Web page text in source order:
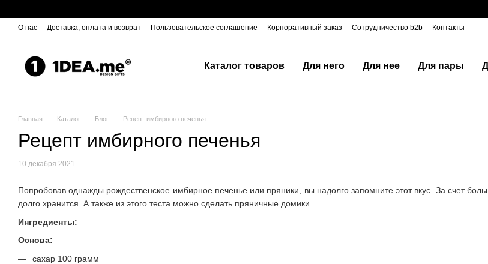
О нас Доставка, оплата и возврат Пользовательское соглашение Корпоративный заказ Сотрудничество b2b Контакты
Каталог товаров Для него Для нее Для пары
Главная Каталог Блог Рецепт имбирного печенья
Рецепт имбирного печенья
10 декабря 2021
Попробовав однажды рождественское имбирное печенье или пряники, вы надолго запомните этот вкус. За счет
долго хранится. А также из этого теста можно сделать пряничные домики.
Ингредиенты:
Основа:
сахар 100 грамм